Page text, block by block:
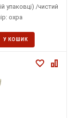
упаковці) /чистий
охра
У КОШИК